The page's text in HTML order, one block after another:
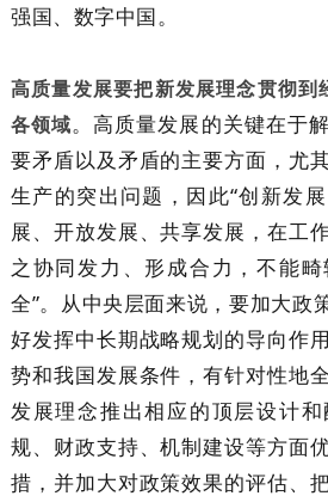
强国、数字中国。
高质量发展要把新发展理念贯彻到
各领域。高质量发展的关键在于
要矛盾以及矛盾的主要方面，尤
生产的突出问题，因此“创新发
展、开放发展、共享发展，在工
之协同发力、形成合力，不能
全”。从中央层面来说，要加大政
好发挥中长期战略规划的导向作
势和我国发展条件，有针对性地
发展理念推出相应的顶层设计
规、财政支持、机制建设等方面
措，并加大对政策效果的评估、